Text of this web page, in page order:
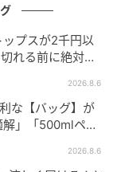
プスが2千円以
れる前に絶対買
2026.8.6
な【バッグ】が
」「500mlペッ
2026.8.6